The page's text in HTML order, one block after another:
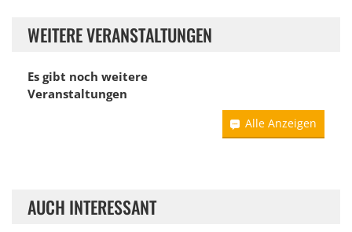
WEITERE VERANSTALTUNGEN
Es gibt noch weitere
Veranstaltungen
Alle Anzeigen
AUCH INTERESSANT